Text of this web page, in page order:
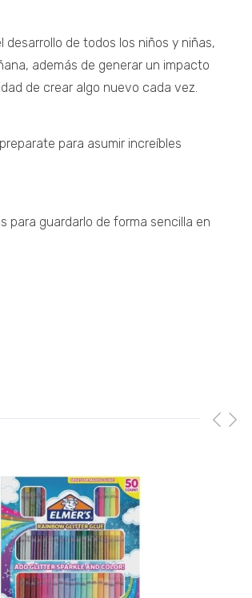
de todos los niños y niñas,
además de generar un impacto
de crear algo nuevo cada vez.
para asumir increíbles
para guardarlo de forma sencilla en